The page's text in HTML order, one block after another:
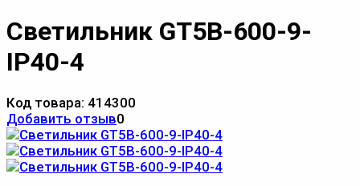
Светильник GT5B-600-9-
IP40-4
Код товара: 414300
Добавить отзыв0